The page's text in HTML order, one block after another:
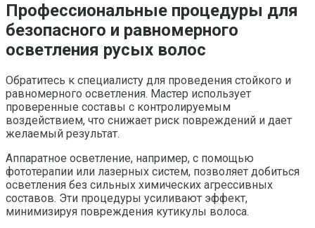
Профессиональные процедуры для
безопасного и равномерного
осветления русых волос
Обратитесь к специалисту для проведения стойкого и
равномерного осветления. Мастер использует
проверенные составы с контролируемым
воздействием, что снижает риск повреждений и дает
желаемый результат.
Аппаратное осветление, например, с помощью
фототерапии или лазерных систем, позволяет добиться
осветления без сильных химических агрессивных
составов. Эти процедуры усиливают эффект,
минимизируя повреждения кутикулы волоса.